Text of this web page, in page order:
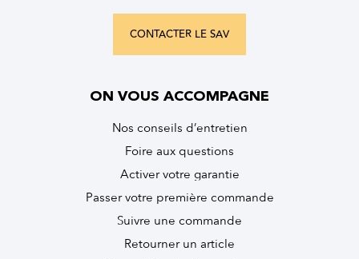
CONTACTER LE SAV
ON VOUS ACCOMPAGNE
Nos conseils d’entretien
Foire aux questions
Activer votre garantie
Passer votre première commande
Suivre une commande
Retourner un article